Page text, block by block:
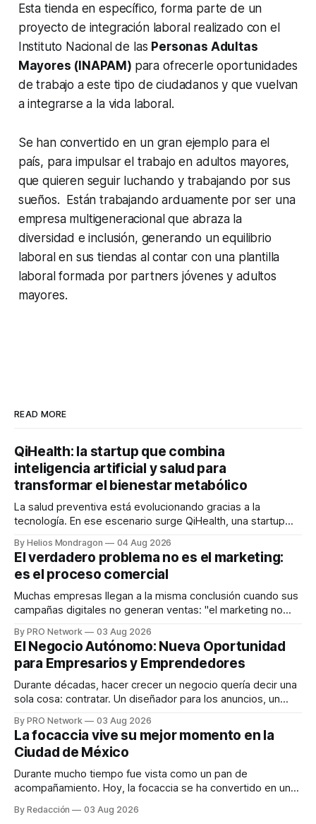
Esta tienda en específico, forma parte de un
proyecto de integración laboral realizado con el
Instituto Nacional de las Personas Adultas
Mayores (INAPAM) para ofrecerle oportunidades
de trabajo a este tipo de ciudadanos y que vuelvan
a integrarse a la vida laboral.
Se han convertido en un gran ejemplo para el
país, para impulsar el trabajo en adultos mayores,
que quieren seguir luchando y trabajando por sus
sueños. Están trabajando arduamente por ser una
empresa multigeneracional que abraza la
diversidad e inclusión, generando un equilibrio
laboral en sus tiendas al contar con una plantilla
laboral formada por partners jóvenes y adultos
mayores.
READ MORE
QiHealth: la startup que combina
inteligencia artificial y salud para
transformar el bienestar metabólico
La salud preventiva está evolucionando gracias a la
tecnología. En ese escenario surge QiHealth, una startup
dispositivos inteligentes, inteligencia artificial y monitoreo
en tiempo real para ayudar a las personas a tomar mejores
decisiones sobre su salud metabólica. Su propuesta busca
responder
By Helios Mondragon 04 Aug 2026
El verdadero problema no es el marketing:
es el proceso comercial
Muchas empresas llegan a la misma conclusión cuando sus
campañas digitales no generan ventas: "el marketing no
INTERIUS, el problema suele estar en otro lugar. Durante
una entrevista para el podcast SER PRO, el especialista en
marketing digital explicó que
By PRO Network 03 Aug 2026
El Negocio Autónomo: Nueva Oportunidad
para Empresarios y Emprendedores
Durante décadas, hacer crecer un negocio quería decir una
sola cosa: contratar. Un diseñador para los anuncios, un
para los textos, alguien que supiera de publicidad digital
para encontrar prospectos, un vendedor para atender
llamadas y mensajes, y —con suerte— una persona
By PRO Network 03 Aug 2026
La focaccia vive su mejor momento en la
Ciudad de México
Durante mucho tiempo fue vista como un pan de
acompañamiento. Hoy, la focaccia se ha convertido en uno
artesanal, ingredientes de calidad y experiencias que
By Redacción 03 Aug 2026